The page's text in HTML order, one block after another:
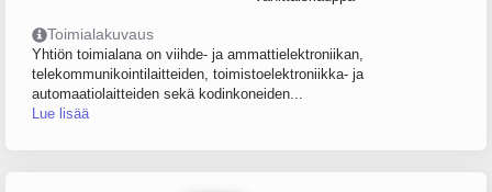
Toimialakuvaus
Yhtiön toimialana on viihde- ja ammattielektroniikan,
telekommunikointilaitteiden, toimistoelektroniikka- ja
automaatiolaitteiden sekä kodinkoneiden...
Lue lisää